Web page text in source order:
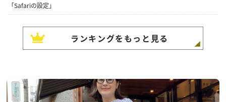
「Safariの設定」
ランキングをもっと見る